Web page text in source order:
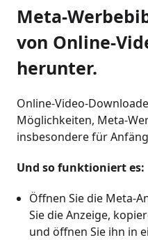
Meta-
von Online-
herunter.
Online-Video-
Möglichkeiten, Meta-
insbesondere für
Und so funktioniert es:
Öffnen Sie die Meta-
Sie die Anzeige,
und öffnen Sie ihn in